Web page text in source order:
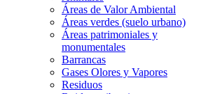
Áreas de Valor Ambiental
Áreas verdes (suelo urbano)
Áreas patrimoniales y
monumentales
Barrancas
Gases Olores y Vapores
Residuos